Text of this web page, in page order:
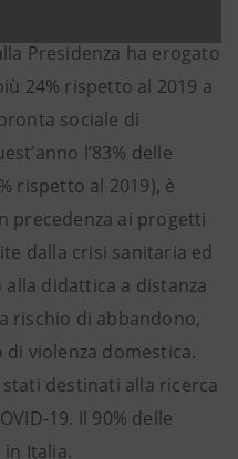
Presidenza ha erogato
24% rispetto al 2019 a
sociale di
l’83% delle
rispetto al 2019), è
precedenza ai progetti
dalla crisi sanitaria ed
didattica a distanza
rischio di abbandono,
violenza domestica.
destinati alla ricerca
19. Il 90% delle
Italia.